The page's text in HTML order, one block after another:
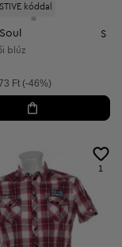
kóddal
S
blúz
Ft (-46%)
1